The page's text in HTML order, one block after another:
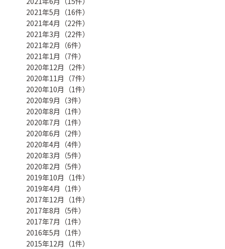
2021年5月（16件）
2021年4月（22件）
2021年3月（22件）
2021年2月（6件）
2021年1月（7件）
2020年12月（2件）
2020年11月（7件）
2020年10月（1件）
2020年9月（3件）
2020年8月（1件）
2020年7月（1件）
2020年6月（2件）
2020年4月（4件）
2020年3月（5件）
2020年2月（5件）
2019年10月（1件）
2019年4月（1件）
2017年12月（1件）
2017年8月（5件）
2017年7月（1件）
2016年5月（1件）
2015年12月（1件）